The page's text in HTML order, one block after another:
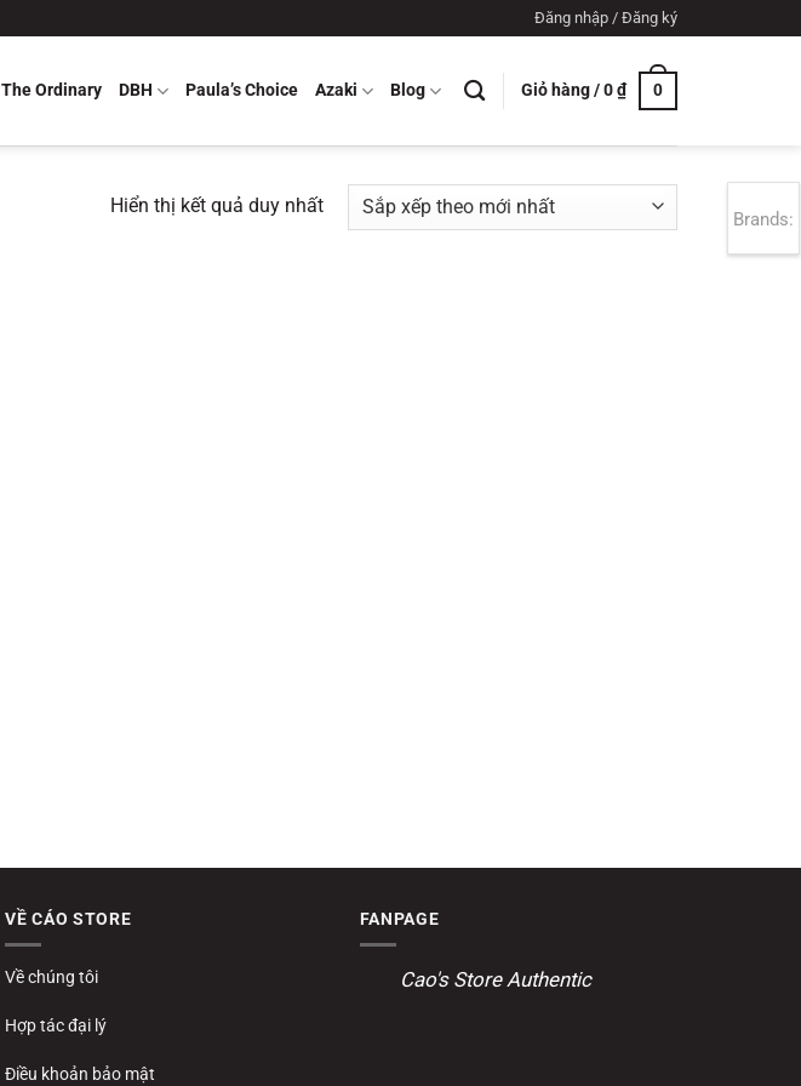
Đăng nhập / Đăng ký
The Ordinary DBH Paula’s Choice Azaki Blog Giỏ hàng /0₫ 0
Hiển thị kết quả duy nhất
VỀ CÁO STORE
Về chúng tôi
Hợp tác đại lý
Điều khoản bảo mật
FANPAGE
Cao's Store Authentic
Brands: